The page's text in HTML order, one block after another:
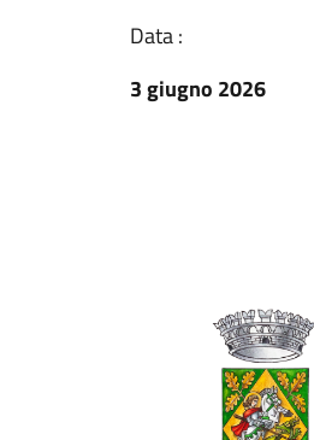
Data :
3 giugno 2026